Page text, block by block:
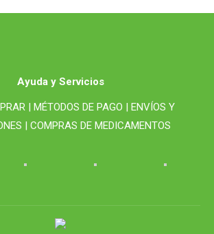
Ayuda y Servicios
| MÉTODOS DE PAGO | ENVÍOS Y
| COMPRAS DE MEDICAMENTOS